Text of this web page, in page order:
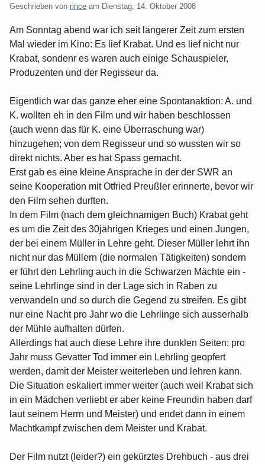
Geschrieben von rince am Dienstag, 14. Oktober 2008
Am Sonntag abend war ich seit längerer Zeit zum ersten
Mal wieder im Kino: Es lief Krabat. Und es lief nicht nur
Krabat, sondenr es waren auch einige Schauspieler,
Produzenten und der Regisseur da.
Eigentlich war das ganze eher eine Spontanaktion: A. und
K. wollten eh in den Film und wir haben beschlossen
(auch wenn das für K. eine Überraschung war)
hinzugehen; von dem Regisseur und so wussten wir so
direkt nichts. Aber es hat Spass gemacht.
Erst gab es eine kleine Ansprache in der der SWR an
seine Kooperation mit Otfried Preußler erinnerte, bevor wir
den Film sehen durften.
In dem Film (nach dem gleichnamigen Buch) Krabat geht
es um die Zeit des 30jährigen Krieges und einen Jungen,
der bei einem Müller in Lehre geht. Dieser Müller lehrt ihn
nicht nur das Müllern (die normalen Tätigkeiten) sondern
er führt den Lehrling auch in die Schwarzen Mächte ein -
seine Lehrlinge sind in der Lage sich in Raben zu
verwandeln und so durch die Gegend zu streifen. Es gibt
nur eine Nacht pro Jahr wo die Lehrlinge sich ausserhalb
der Mühle aufhalten dürfen.
Allerdings hat auch diese Lehre ihre dunklen Seiten: pro
Jahr muss Gevatter Tod immer ein Lehrling geopfert
werden, damit der Meister weiterleben und lehren kann.
Die Situation eskaliert immer weiter (auch weil Krabat sich
in ein Mädchen verliebt er aber keine Freundin haben darf
laut seinem Herrn und Meister) und endet dann in einem
Machtkampf zwischen dem Meister und Krabat.
Der Film nutzt (leider?) ein gekürztes Drehbuch - aus drei